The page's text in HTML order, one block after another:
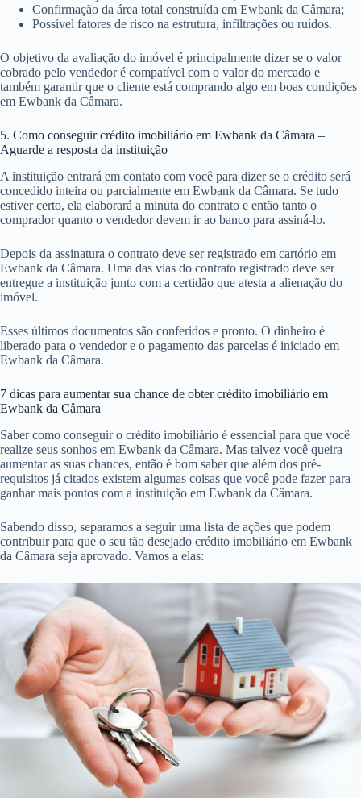
Confirmação da área total construída em Ewbank da Câmara;
Possível fatores de risco na estrutura, infiltrações ou ruídos.
O objetivo da avaliação do imóvel é principalmente dizer se o valor
cobrado pelo vendedor é compatível com o valor do mercado e
também garantir que o cliente está comprando algo em boas condições
em Ewbank da Câmara.
5. Como conseguir crédito imobiliário em Ewbank da Câmara –
Aguarde a resposta da instituição
A instituição entrará em contato com você para dizer se o crédito será
concedido inteira ou parcialmente em Ewbank da Câmara. Se tudo
estiver certo, ela elaborará a minuta do contrato e então tanto o
comprador quanto o vendedor devem ir ao banco para assiná-lo.
Depois da assinatura o contrato deve ser registrado em cartório em
Ewbank da Câmara. Uma das vias do contrato registrado deve ser
entregue a instituição junto com a certidão que atesta a alienação do
imóvel.
Esses últimos documentos são conferidos e pronto. O dinheiro é
liberado para o vendedor e o pagamento das parcelas é iniciado em
Ewbank da Câmara.
7 dicas para aumentar sua chance de obter crédito imobiliário em
Ewbank da Câmara
Saber como conseguir o crédito imobiliário é essencial para que você
realize seus sonhos em Ewbank da Câmara. Mas talvez você queira
aumentar as suas chances, então é bom saber que além dos pré-
requisitos já citados existem algumas coisas que você pode fazer para
ganhar mais pontos com a instituição em Ewbank da Câmara.
Sabendo disso, separamos a seguir uma lista de ações que podem
contribuir para que o seu tão desejado crédito imobiliário em Ewbank
da Câmara seja aprovado. Vamos a elas: